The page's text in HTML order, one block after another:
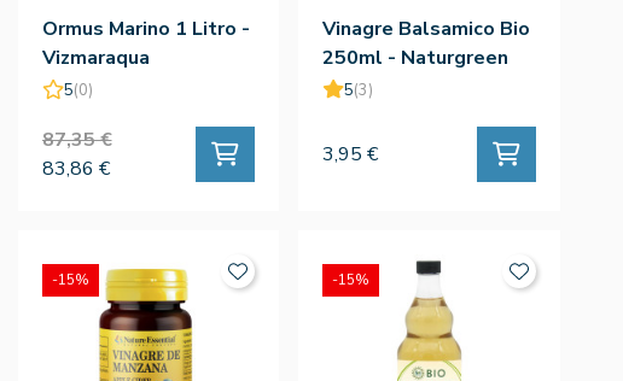
Ormus Marino 1 Litro -
Vizmaraqua
5(0)
87,35 €
83,86 €
Vinagre Balsamico Bio
250ml - Naturgreen
5(3)
3,95 €
-15% -15%